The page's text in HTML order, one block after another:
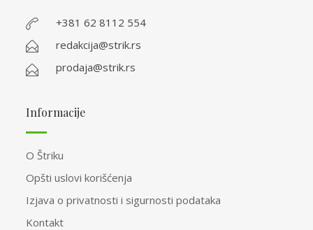
+381 62 8112 554
redakcija@strik.rs
prodaja@strik.rs
Informacije
O Štriku
Opšti uslovi korišćenja
Izjava o privatnosti i sigurnosti podataka
Kontakt